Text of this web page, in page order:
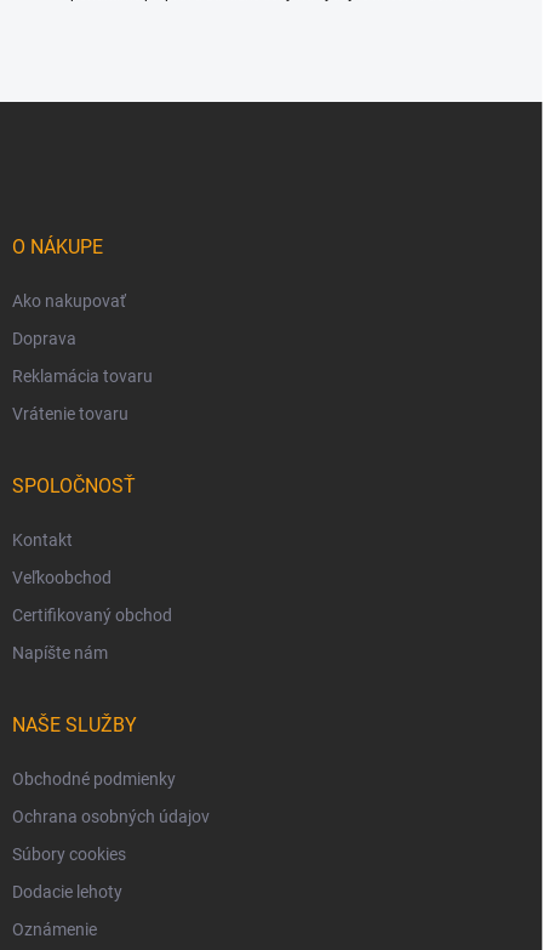
O NÁKUPE
Ako nakupovať
Doprava
Reklamácia tovaru
Vrátenie tovaru
SPOLOČNOSŤ
Kontakt
Veľkoobchod
Certifikovaný obchod
Napíšte nám
NAŠE SLUŽBY
Obchodné podmienky
Ochrana osobných údajov
Súbory cookies
Dodacie lehoty
Oznámenie